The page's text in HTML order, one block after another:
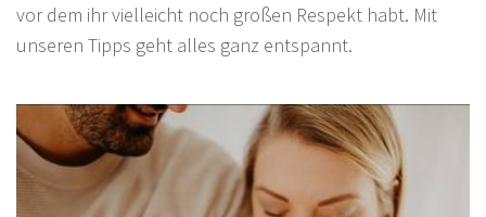
vor dem ihr vielleicht noch großen Respekt habt. Mit
unseren Tipps geht alles ganz entspannt.